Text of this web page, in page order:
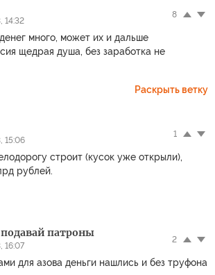
14:32
8
много, может их и дальше
щедрая душа, без заработка не
Раскрыть ветку
15:06
1
строит (кусок уже открыли),
рублей.
патроны
16:07
2
для азова деньги нашлись и без труфона